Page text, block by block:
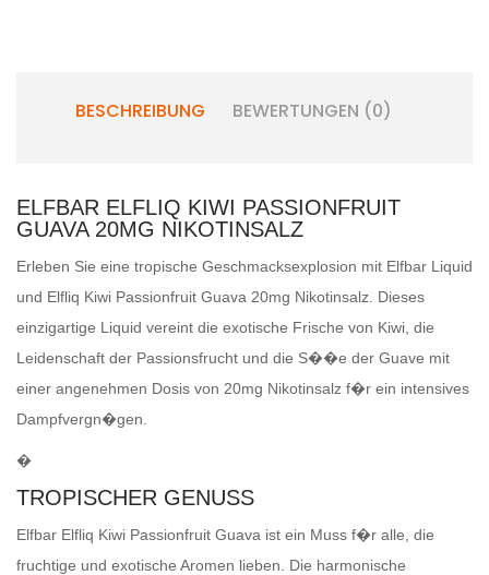
BESCHREIBUNG BEWERTUNGEN (0)
ELFBAR ELFLIQ KIWI PASSIONFRUIT
GUAVA 20MG NIKOTINSALZ
Erleben Sie eine tropische Geschmacksexplosion mit Elfbar Liquid
und Elfliq Kiwi Passionfruit Guava 20mg Nikotinsalz. Dieses
einzigartige Liquid vereint die exotische Frische von Kiwi, die
Leidenschaft der Passionsfrucht und die S��e der Guave mit
einer angenehmen Dosis von 20mg Nikotinsalz f�r ein intensives
Dampfvergn�gen.
�
TROPISCHER GENUSS
Elfbar Elfliq Kiwi Passionfruit Guava ist ein Muss f�r alle, die
fruchtige und exotische Aromen lieben. Die harmonische